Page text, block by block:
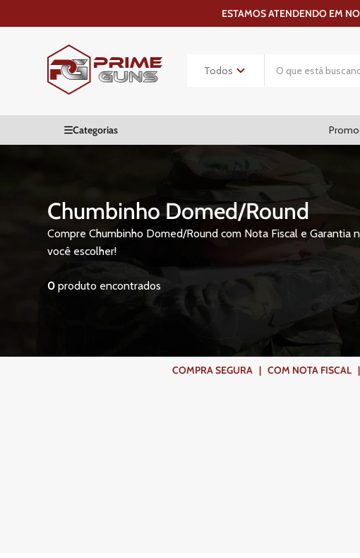
ESTAMOS ATENDENDO EM
Chumbinho Domed/Round
Compre Chumbinho Domed/Round com Nota Fiscal e Garantia
você escolher!
0produto
COMPRA SEGURA | COM NOTA FISCAL